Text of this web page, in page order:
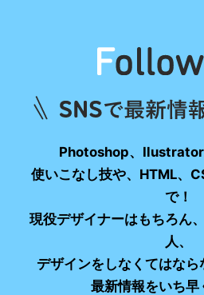
Photoshop、Ilustrator
使いこなし技や、HTML、
で！
現役デザイナーはもちろん
人、
デザインをしなくてはな
最新情報をいち早